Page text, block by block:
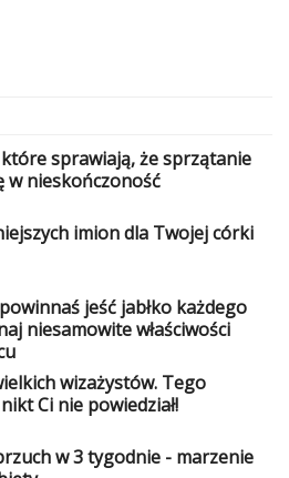
które sprawiają, że sprzątanie
w nieskończoność
imion dla Twojej córki
jeść jabłko każdego
niesamowite właściwości
wizażystów. Tego
Ci nie powiedział!
w 3 tygodnie - marzenie